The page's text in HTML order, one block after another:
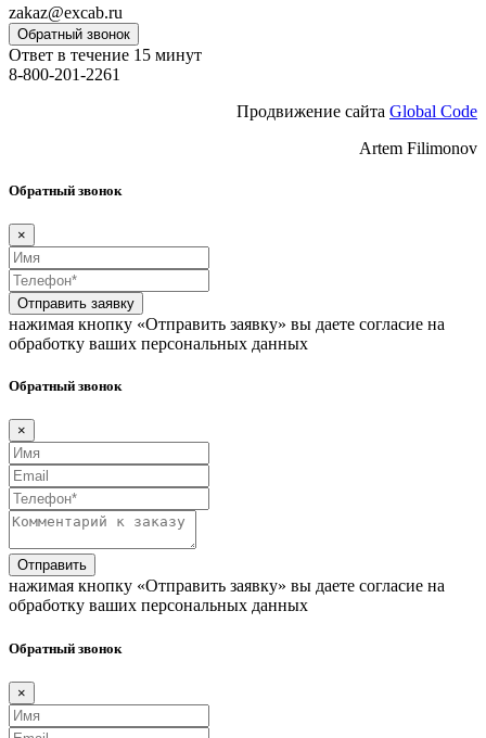
zakaz@excab.ru
Обратный звонок
Ответ в течение 15 минут
8-800-201-2261
Продвижение сайта Global Code
Artem Filimonov
Обратный звонок
×
Отправить заявку
нажимая кнопку «Отправить заявку» вы даете согласие на
обработку ваших персональных данных
Обратный звонок
×
Отправить
нажимая кнопку «Отправить заявку» вы даете согласие на
обработку ваших персональных данных
Обратный звонок
×